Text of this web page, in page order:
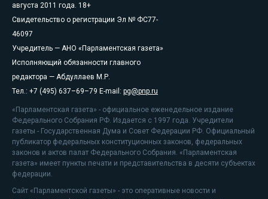
августа 2011 года. 18+
Свидетельство о регистрации Эл № ФС77-
46097
Учредитель — АНО «Парламентская газета»
Исполняющий обязанности главного
редактора — Абдуллаев М.Р.
Тел.: +7 (495) 637–69–79 E-mail: pg@pnp.ru
«Парламентская газета» - официальное еженедельное издание
Федерального Собрания РФ. Издается с 1997 года. Учредители
газеты - Государственная Дума и Совет Федерации РФ. Официальный
публикатор федеральных конституционных законов, федеральных
законов и актов палат Федерального Собрания. «Парламентская
газета» имеет пункты печати и представительства в десяти субъектах
федерации.
Сайт «Парламентской газеты» - это оперативные новости и